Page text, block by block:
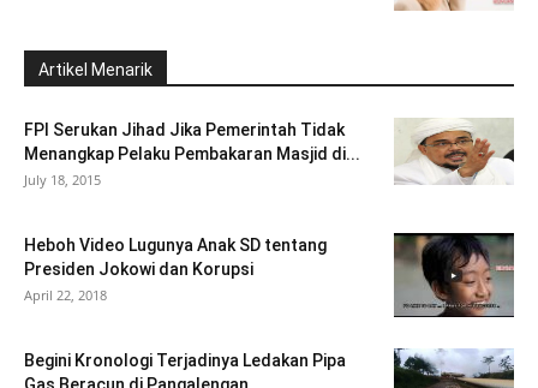
Artikel Menarik
FPI Serukan Jihad Jika Pemerintah Tidak
Menangkap Pelaku Pembakaran Masjid di...
July 18, 2015
Heboh Video Lugunya Anak SD tentang
Presiden Jokowi dan Korupsi
April 22, 2018
Begini Kronologi Terjadinya Ledakan Pipa